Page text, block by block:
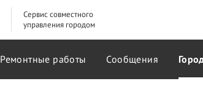
Сервис совместного
управления городом
Ремонтные работы Сообщения